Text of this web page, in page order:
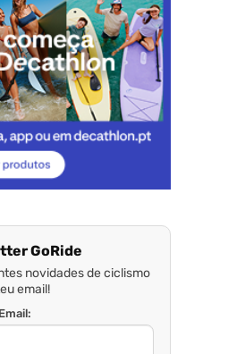
GoRide
novidades de ciclismo
email!
Email: